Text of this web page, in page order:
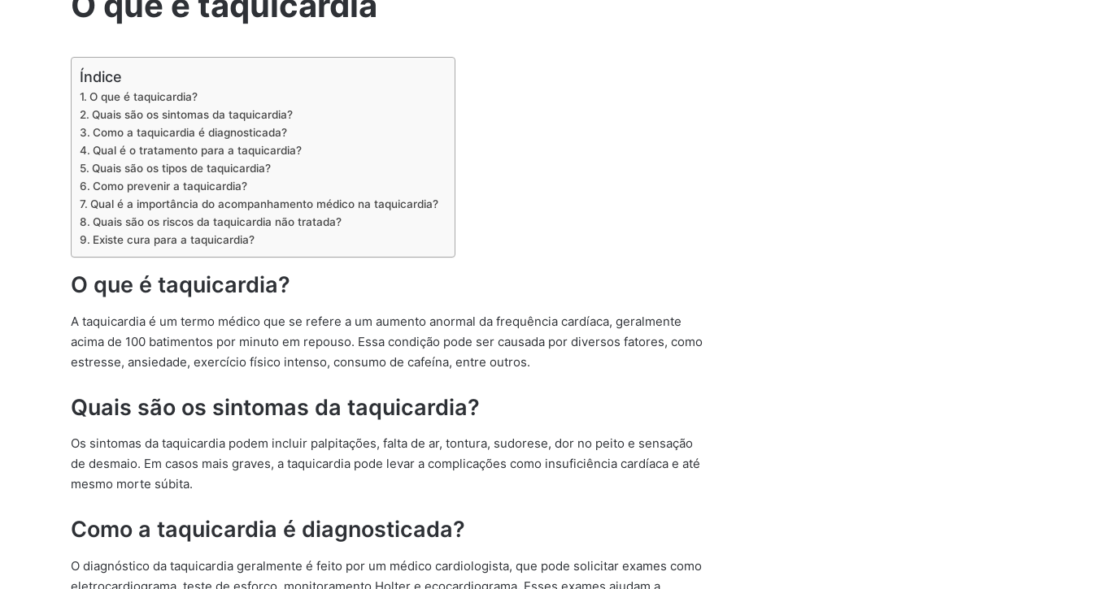
Índice
O que é taquicardia?
Quais são os sintomas da taquicardia?
Como a taquicardia é diagnosticada?
Qual é o tratamento para a taquicardia?
Quais são os tipos de taquicardia?
Como prevenir a taquicardia?
Qual é a importância do acompanhamento médico na taquicardia?
Quais são os riscos da taquicardia não tratada?
Existe cura para a taquicardia?
O que é taquicardia?
A taquicardia é um termo médico que se refere a um aumento anormal da frequência cardíaca, geralmente
acima de 100 batimentos por minuto em repouso. Essa condição pode ser causada por diversos fatores, como
estresse, ansiedade, exercício físico intenso, consumo de cafeína, entre outros.
Quais são os sintomas da taquicardia?
Os sintomas da taquicardia podem incluir palpitações, falta de ar, tontura, sudorese, dor no peito e sensação
de desmaio. Em casos mais graves, a taquicardia pode levar a complicações como insuficiência cardíaca e até
mesmo morte súbita.
Como a taquicardia é diagnosticada?
O diagnóstico da taquicardia geralmente é feito por um médico cardiologista, que pode solicitar exames como
eletrocardiograma, teste de esforço, monitoramento Holter e ecocardiograma. Esses exames ajudam a